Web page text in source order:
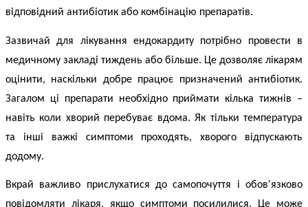
відповідний антибіотик або комбінацію препаратів.
Зазвичай для лікування ендокардиту потрібно провести в
медичному закладі тиждень або більше. Це дозволяє лікарям
оцінити, наскільки добре працює призначений антибіотик.
Загалом ці препарати необхідно приймати кілька тижнів –
навіть коли хворий перебуває вдома. Як тільки температура
та інші важкі симптоми проходять, хворого відпускають
додому.
Вкрай важливо прислухатися до самопочуття і обов'язково
повідомляти лікаря, якщо симптоми посилилися. Це може